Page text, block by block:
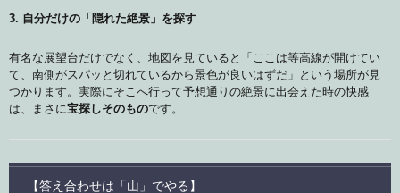
3. 自分だけの「隠れた絶景」を探す
有名な展望台だけでなく、地図を見ていると「ここは等高線が開けてい
て、南側がスパッと切れているから景色が良いはずだ」という場所が見
つかります。実際にそこへ行って予想通りの絶景に出会えた時の快感
は、まさに宝探しそのものです。
【答え合わせは「山」でやる】